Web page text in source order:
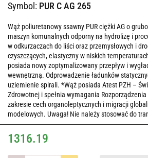
Symbol: PUR C AG 265
Wąż poliuretanowy ssawny PUR ciężki AG o
maszyn komunalnych odporny na hydrolizę i
w odkurzaczach do liści oraz przemysłowych i
czyszczących, elastyczny w niskich
posiada nowy zoptymalizowany przepływ i
wewnętrzną. Odprowadzenie ładunków
uziemienie spirali. *Wąż posiada Atest PZH –
Zdrowotnej i spełnia wymagania
zakresie cech organoleptycznych i migracji
modelowych. Uwaga! Nie należy stosować do
1316.19